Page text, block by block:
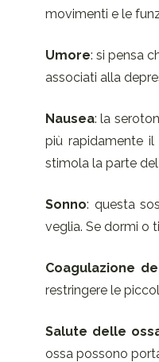
movimenti e le
Umore: si pensa
associati alla
Nausea: la
più rapidamente
stimola la parte
Sonno: questa
veglia. Se dormi o
Coagulazione
restringere le
Salute delle
ossa possono